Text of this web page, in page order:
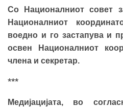
Со Националниот совет
Националниот
воедно и го застапува и
освен Националниот
члена и секретар.
***
Медијацијата, во